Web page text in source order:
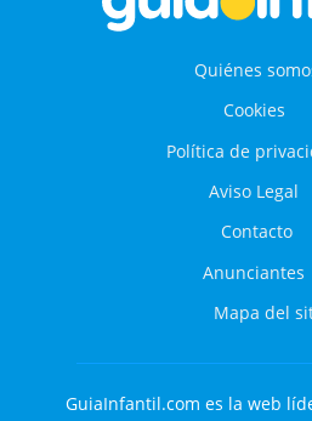
Quiénes
Cookies
Política de
Aviso Legal
Contacto
Anunciantes
Mapa del
GuiaInfantil.com es la web